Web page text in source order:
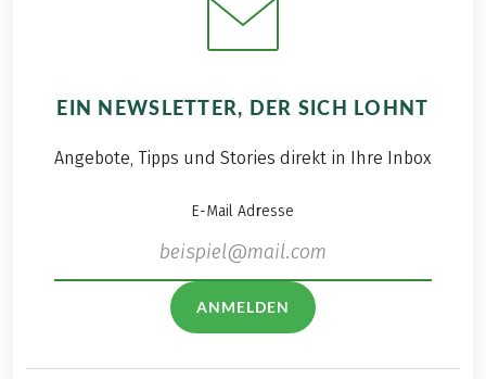
EIN NEWSLETTER, DER SICH LOHNT
Angebote, Tipps und Stories direkt in Ihre Inbox
E-Mail Adresse
ANMELDEN